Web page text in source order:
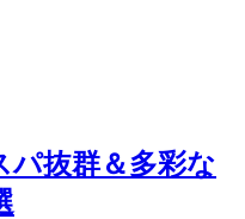
パ抜群＆多彩な